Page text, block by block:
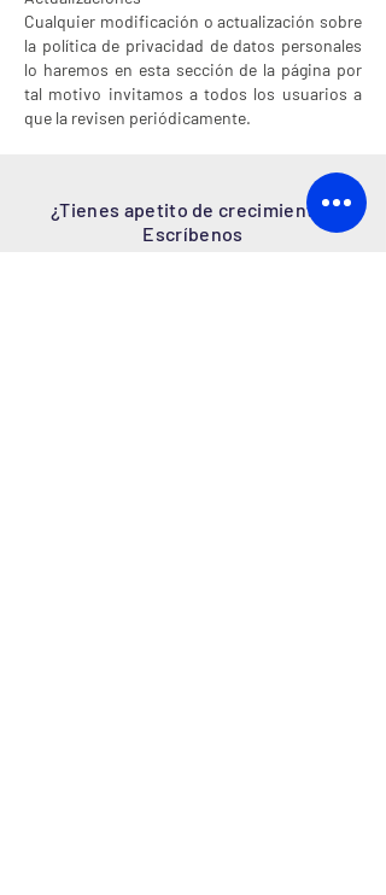
Cualquier modificación o actualización sobre
la política de privacidad de datos personales
lo haremos en esta sección de la página por
tal motivo invitamos a todos los usuarios a
que la revisen periódicamente.
¿Tienes apetito de crecimiento?
Escríbenos